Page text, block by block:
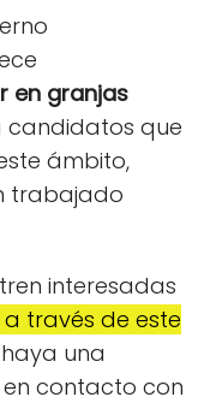
en granjas
que
ámbito,
trabajado
interesadas
través de este
una
contacto con